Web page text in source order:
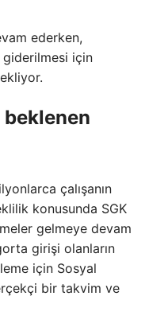
ederken,
giderilmesi için
çalışanın
konusunda SGK
gelmeye devam
girişi olanların
için Sosyal
bir takvim ve